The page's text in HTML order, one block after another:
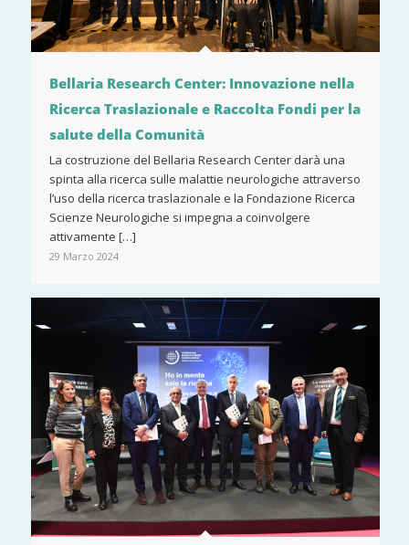
Bellaria Research Center: Innovazione nella
Ricerca Traslazionale e Raccolta Fondi per la
salute della Comunità
La costruzione del Bellaria Research Center darà una
spinta alla ricerca sulle malattie neurologiche attraverso
l’uso della ricerca traslazionale e la Fondazione Ricerca
Scienze Neurologiche si impegna a coinvolgere
attivamente […]
29 Marzo 2024